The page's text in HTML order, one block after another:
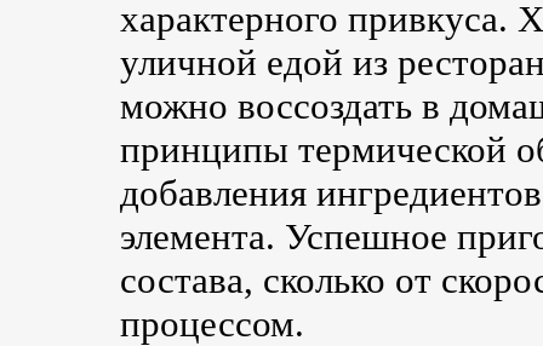
характерного привкуса.
уличной едой из
можно воссоздать в
принципы термической
добавления
элемента. Успешное
состава, сколько от
процессом.